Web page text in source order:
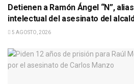
Detienen a Ramón Ángel “N”,
intelectual del asesinato del
5 AGOSTO, 2026